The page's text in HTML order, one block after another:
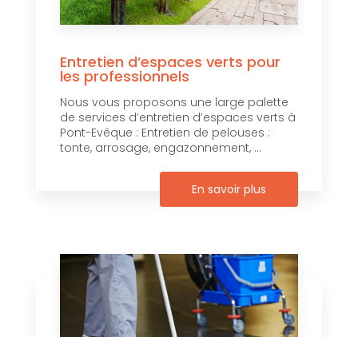
Entretien d’espaces verts pour
les professionnels
Nous vous proposons une large palette
de services d’entretien d’espaces verts à
Pont-Evêque : Entretien de pelouses :
tonte, arrosage, engazonnement, ...
En savoir plus